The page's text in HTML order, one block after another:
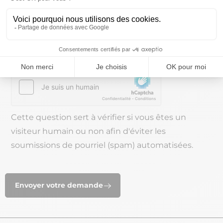
téléphonique accessible sur le site
www.bloctel.gouv.fr
Cette question sert à vérifier si vous êtes un
visiteur humain ou non afin d'éviter les
soumissions de pourriel (spam) automatisées.
Envoyer votre demande